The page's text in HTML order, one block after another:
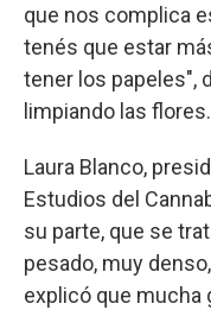
que nos complica
tenés que estar
tener los papeles",
limpiando las flores.
Laura Blanco,
Estudios del
su parte, que se
pesado, muy
explicó que mucha